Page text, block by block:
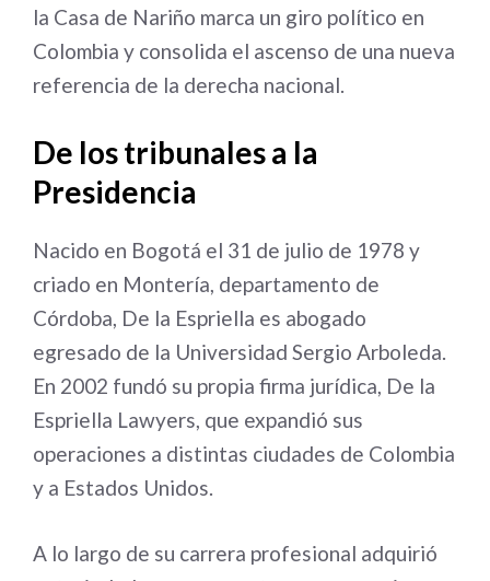
la Casa de Nariño marca un giro político en
Colombia y consolida el ascenso de una nueva
referencia de la derecha nacional.
De los tribunales a la
Presidencia
Nacido en Bogotá el 31 de julio de 1978 y
criado en Montería, departamento de
Córdoba, De la Espriella es abogado
egresado de la Universidad Sergio Arboleda.
En 2002 fundó su propia firma jurídica, De la
Espriella Lawyers, que expandió sus
operaciones a distintas ciudades de Colombia
y a Estados Unidos.
A lo largo de su carrera profesional adquirió